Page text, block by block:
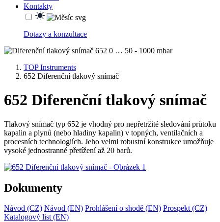
Kontakty
Dotazy a konzultace
TOP Instruments
652 Diferenční tlakový snímač
652 Diferenční tlakový snímač
Tlakový snímač typ 652 je vhodný pro nepřetržité sledování průtoku
kapalin a plynů (nebo hladiny kapalin) v topných, ventilačních a
procesních technologiích. Jeho velmi robustní konstrukce umožňuje
vysoké jednostranné přetížení až 20 barů.
Dokumenty
Návod (CZ) Návod (EN) Prohlášení o shodě (EN) Prospekt (CZ)
Katalogový list (EN)